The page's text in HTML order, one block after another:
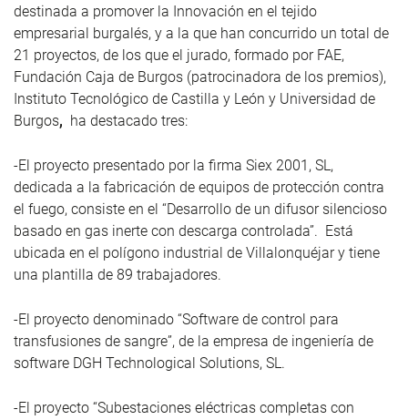
destinada a promover la Innovación en el tejido
empresarial burgalés, y a la que han concurrido un total de
21 proyectos, de los que el jurado, formado por FAE,
Fundación Caja de Burgos (patrocinadora de los premios),
Instituto Tecnológico de Castilla y León y Universidad de
Burgos, ha destacado tres:
-El proyecto presentado por la firma Siex 2001, SL,
dedicada a la fabricación de equipos de protección contra
el fuego, consiste en el “Desarrollo de un difusor silencioso
basado en gas inerte con descarga controlada”. Está
ubicada en el polígono industrial de Villalonquéjar y tiene
una plantilla de 89 trabajadores.
-El proyecto denominado “Software de control para
transfusiones de sangre”, de la empresa de ingeniería de
software DGH Technological Solutions, SL.
-El proyecto “Subestaciones eléctricas completas con